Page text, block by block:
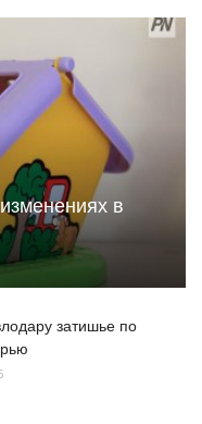
в
затишье по